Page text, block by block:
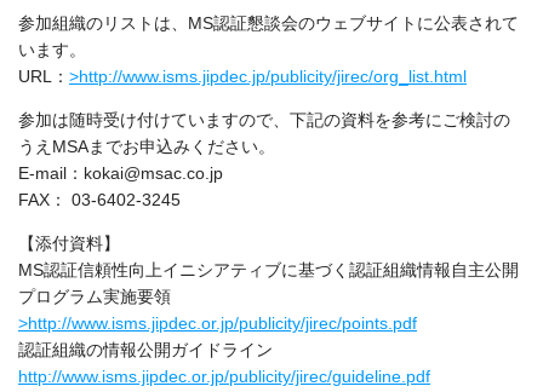
参加組織のリストは、MS認証懇談会のウェブサイトに公表されて
います。
URL： >http://www.isms.jipdec.jp/publicity/jirec/org_list.html
参加は随時受け付けていますので、下記の資料を参考にご検討の
うえMSAまでお申込みください。
E-mail：kokai@msac.co.jp
FAX： 03-6402-3245
【添付資料】
MS認証信頼性向上イニシアティブに基づく認証組織情報自主公開
プログラム実施要領
>http://www.isms.jipdec.or.jp/publicity/jirec/points.pdf
認証組織の情報公開ガイドライン
http://www.isms.jipdec.or.jp/publicity/jirec/guideline.pdf